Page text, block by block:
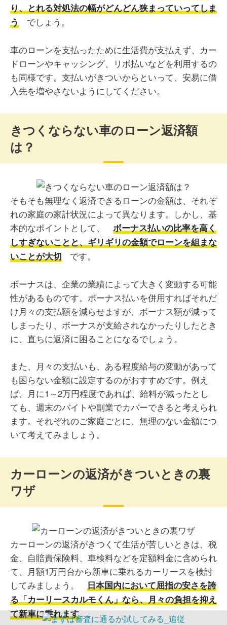
り、とれる対処法の幅がどんどん狭まっていってしま
う
でしょう。
車のローンを支払ったために生活費が支払えず、カー
ドローンやキャッシング、リボ払いなどを利用するの
も同様です。支払いがきついからといって、安易に借
入先を増やさないようにしてください。
きつくならない車のローン返済額
は？
そもそも無理なく返済できるローンの金額は、それぞ
れの家庭の家計状況によって異なります。しかし、基
本的なポイントとして、
ボーナス払いの比率を高く
しすぎないことと、ギリギリの金額でローンを組まな
いことが大切
です。
ボーナスは、企業の業績によって大きく変動する可能
性があるものです。ボーナス払いを併用すればそれだ
け月々の支払額を減らせますが、ボーナス額が減って
しまったり、ボーナスが支給されなかったりしたとき
に、直ちに返済に困ることになるでしょう。
また、月々の支払いも、ある程度給与の変動があって
も困らない金額に設定するのがおすすめです。例え
ば、月に1～2万円程度であれば、給料が減ったとし
ても、週末のバイトや副業でカバーできると考えられ
ます。それぞれのご家庭ごとに、無理のない金額につ
いて考えてみましょう。
カーローンの返済がきついときの裏
ワザ
カーローンの返済がきつくて生活が苦しいときは、税
金、自賠責保険料、車検料などを定額料金に含められ
て、月額1万円台から新車に乗れるカーリースを検討
してみましょう。
日本国内において屈指の安さを誇
る「カーリースカルモくん」なら、月々の負担を抑え
て新車に乗れます
。